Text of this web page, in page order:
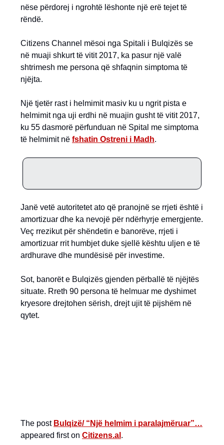
nëse përdorej i ngrohtë lëshonte një erë tejet të
rëndë.
Citizens Channel mësoi nga Spitali i Bulqizës se
në muaji shkurt të vitit 2017, ka pasur një valë
shtrimesh me persona që shfaqnin simptoma të
njëjta.
Një tjetër rast i helmimit masiv ku u ngrit pista e
helmimit nga uji erdhi në muajin gusht të vitit 2017,
ku 55 dasmorë përfunduan në Spital me simptoma
të helmimit në fshatin Ostreni i Madh.
Janë vetë autoritetet ato që pranojnë se rrjeti është i
amortizuar dhe ka nevojë për ndërhyrje emergjente.
Veç rrezikut për shëndetin e banorëve, rrjeti i
amortizuar rrit humbjet duke sjellë kështu uljen e të
ardhurave dhe mundësisë për investime.
Sot, banorët e Bulqizës gjenden përballë të njëjtës
situate. Rreth 90 persona të helmuar me dyshimet
kryesore drejtohen sërish, drejt ujit të pijshëm në
qytet.
The post Bulqizë/ “Një helmim i paralajmëruar”…
appeared first on Citizens.al .